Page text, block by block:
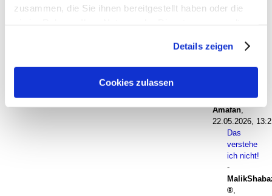
zusammen, die Sie ihnen bereitgestellt haben oder die
Sie unsere Webseite weiterhin nutzen.
Details zeigen
Cookies zulassen
Das verstehe ich
Das verstehe ich
nicht!-Volkart
ich nicht!-
Amafan,
22.05.2026,
Das
verstehe
ich nicht!
-